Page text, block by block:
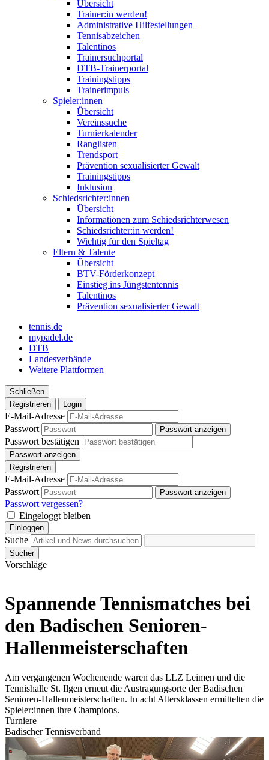
Übersicht
Trainer:in werden!
Administrative Hilfestellungen
Tennisabzeichen
Talentinos
Trainersuchportal
DTB-Trainerportal
Trainingstipps
Trainerimpuls
Spieler:innen
Übersicht
Vereinssuche
Turnierkalender
Ranglisten
Trendsport
Prävention sexualisierter Gewalt
Trainingstipps
Inklusion
Schiedsrichter:innen
Übersicht
Informationen zum Schiedsrichterwesen
Schiedsrichter:in werden!
Wichtig für den Spieltag
Eltern & Talente
Übersicht
BTV-Förderkonzept
Einstieg ins Jüngstentennis
Talentinos
Prävention sexualisierter Gewalt
tennis.de
mypadel.de
DTB
Landesverbände
Weitere Plattformen
Schließen
Registrieren
Login
E-Mail-Adresse
Passwort
Passwort anzeigen
Passwort bestätigen
Passwort anzeigen
Registrieren
E-Mail-Adresse
Passwort
Passwort anzeigen
Passwort vergessen?
Eingeloggt bleiben
Einloggen
Suche
Sucher
Vorschläge
Spannende Tennismatches bei
den Badischen Senioren-
Hallenmeisterschaften
Am vergangenen Wochenende waren das LLZ Leimen und die
Tennishalle St. Ilgen erneut die Austragungsorte der Badischen
Senioren-Hallenmeisterschaften. In acht Altersklassen ermittelten die
Spieler:innen ihre Champions.
Turniere
Badischer Tennisverband